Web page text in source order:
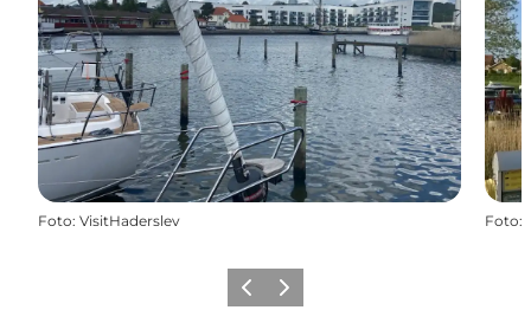
Foto: VisitHaderslev Foto:
ForrigeNæste